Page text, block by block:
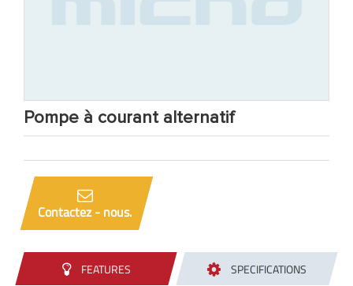
Pompe à courant alternatif
Contactez - nous.
FEATURES SPECIFICATIONS